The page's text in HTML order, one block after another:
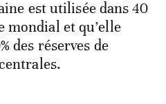
est utilisée dans 40
mondial et qu’elle
des réserves de